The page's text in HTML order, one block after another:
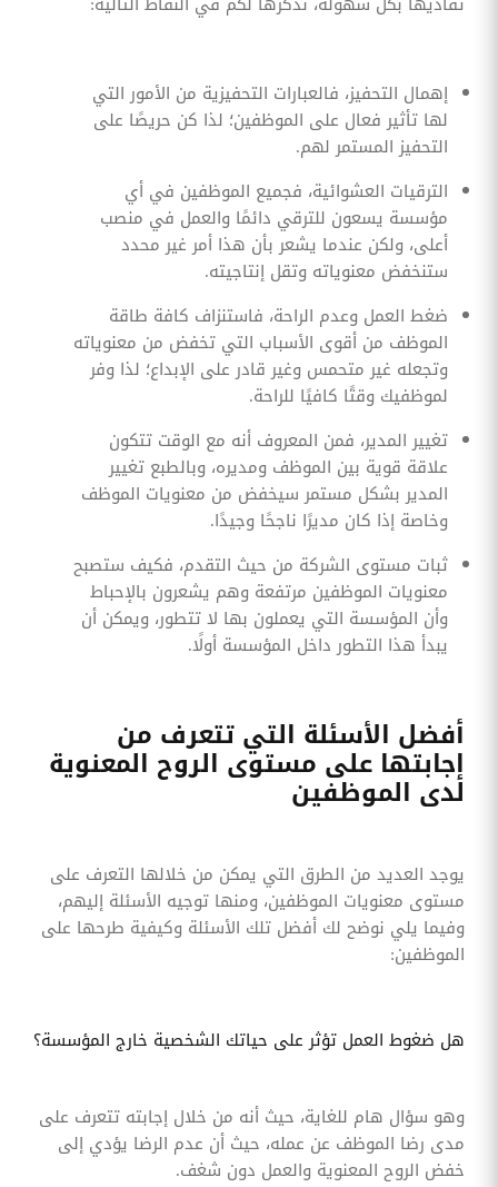
إهمال التحفيز، فالعبارات التحفيزية من الأمور التي
لها تأثير فعال على الموظفين؛ لذا كن حريصًا على
التحفيز المستمر لهم.
الترقيات العشوائية، فجميع الموظفين في أي
مؤسسة يسعون للترقي دائمًا والعمل في منصب
أعلى، ولكن عندما يشعر بأن هذا أمر غير محدد
ستنخفض معنوياته وتقل إنتاجيته.
ضغط العمل وعدم الراحة، فاستنزاف كافة طاقة
الموظف من أقوى الأسباب التي تخفض من معنوياته
وتجعله غير متحمس وغير قادر على الإبداع؛ لذا وفر
لموظفيك وقتًا كافيًا للراحة.
تغيير المدير، فمن المعروف أنه مع الوقت تتكون
علاقة قوية بين الموظف ومديره، وبالطبع تغيير
المدير بشكل مستمر سيخفض من معنويات الموظف
وخاصة إذا كان مديرًا ناجحًا وجيدًا.
ثبات مستوى الشركة من حيث التقدم، فكيف ستصبح
معنويات الموظفين مرتفعة وهم يشعرون بالإحباط
وأن المؤسسة التي يعملون بها لا تتطور، ويمكن أن
يبدأ هذا التطور داخل المؤسسة أولًا.
أفضل الأسئلة التي تتعرف من
إجابتها على مستوى الروح المعنوية
لدى الموظفين
يوجد العديد من الطرق التي يمكن من خلالها التعرف على
مستوى معنويات الموظفين، ومنها توجيه الأسئلة إليهم،
وفيما يلي نوضح لك أفضل تلك الأسئلة وكيفية طرحها على
الموظفين:
هل ضغوط العمل تؤثر على حياتك الشخصية خارج المؤسسة؟
وهو سؤال هام للغاية، حيث أنه من خلال إجابته تتعرف على
مدى رضا الموظف عن عمله، حيث أن عدم الرضا يؤدي إلى
خفض الروح المعنوية والعمل دون شغف.